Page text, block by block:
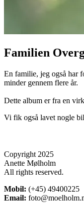
Familien
En familie, jeg også har
minder gennem flere år.
Dette album er fra en
Vi fik også lavet nogle
Copyright 2025
Anette Mølholm
All rights reserved.
Mobil: (+45) 49400225
Email: